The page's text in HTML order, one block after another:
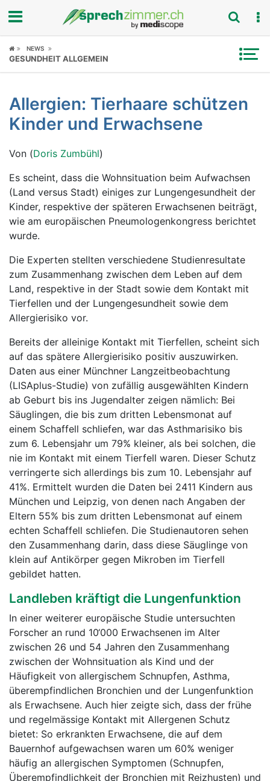
Fokus
Symptome
Ratgeber
Rubriken
NEWS
GESUNDHEIT ALLGEMEIN
Allergien: Tierhaare schützen
Kinder und Erwachsene
Von (Doris Zumbühl)
Es scheint, dass die Wohnsituation beim Aufwachsen
(Land versus Stadt) einiges zur Lungengesundheit der
Kinder, respektive der späteren Erwachsenen beiträgt,
wie am europäischen Pneumologenkongress berichtet
wurde.
Die Experten stellten verschiedene Studienresultate
zum Zusammenhang zwischen dem Leben auf dem
Land, respektive in der Stadt sowie dem Kontakt mit
Tierfellen und der Lungengesundheit sowie dem
Allergierisiko vor.
Bereits der alleinige Kontakt mit Tierfellen, scheint sich
auf das spätere Allergierisiko positiv auszuwirken.
Daten aus einer Münchner Langzeitbeobachtung
(LISAplus-Studie) von zufällig ausgewählten Kindern
ab Geburt bis ins Jugendalter zeigen nämlich: Bei
Säuglingen, die bis zum dritten Lebensmonat auf
einem Schaffell schliefen, war das Asthmarisiko bis
zum 6. Lebensjahr um 79% kleiner, als bei solchen, die
nie im Kontakt mit einem Tierfell waren. Dieser Schutz
verringerte sich allerdings bis zum 10. Lebensjahr auf
41%. Ermittelt wurden die Daten bei 2411 Kindern aus
München und Leipzig, von denen nach Angaben der
Eltern 55% bis zum dritten Lebensmonat auf einem
echten Schaffell schliefen. Die Studienautoren sehen
den Zusammenhang darin, dass diese Säuglinge von
klein auf Antikörper gegen Mikroben im Tierfell
gebildet hatten.
Landleben kräftigt die Lungenfunktion
In einer weiterer europäische Studie untersuchten
Forscher an rund 10‘000 Erwachsenen im Alter
zwischen 26 und 54 Jahren den Zusammenhang
zwischen der Wohnsituation als Kind und der
Häufigkeit von allergischem Schnupfen, Asthma,
überempfindlichen Bronchien und der Lungenfunktion
als Erwachsene. Auch hier zeigte sich, dass der frühe
und regelmässige Kontakt mit Allergenen Schutz
bietet: So erkrankten Erwachsene, die auf dem
Bauernhof aufgewachsen waren um 60% weniger
häufig an allergischen Symptomen (Schnupfen,
Überempfindlichkeit der Bronchien mit Reizhusten) und